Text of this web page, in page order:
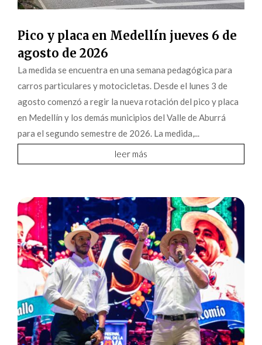
Pico y placa en Medellín jueves 6 de
agosto de 2026
La medida se encuentra en una semana pedagógica para
carros particulares y motocicletas. Desde el lunes 3 de
agosto comenzó a regir la nueva rotación del pico y placa
en Medellín y los demás municipios del Valle de Aburrá
para el segundo semestre de 2026. La medida,...
leer más